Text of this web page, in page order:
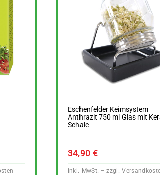
Eschenfelder Keimsystem
Anthrazit 750 ml Glas mit
Schale
34,90 €